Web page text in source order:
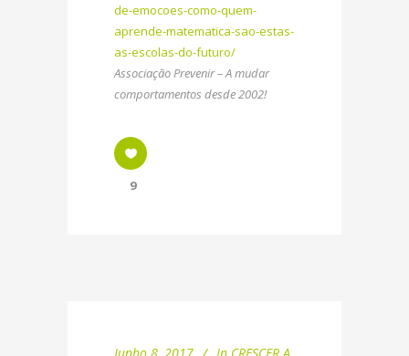
de-emocoes-como-quem-
aprende-matematica-sao-estas-
as-escolas-do-futuro/
Associação Prevenir – A mudar
comportamentos desde 2002!
9